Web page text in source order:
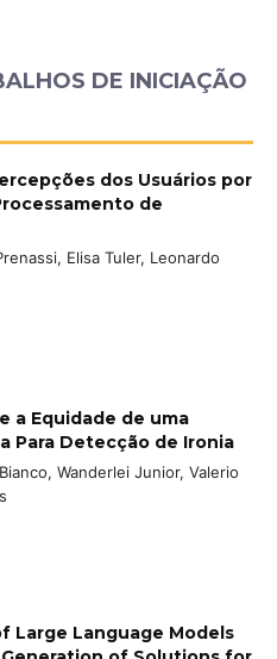
DE INICIAÇÃO
dos Usuários por
de
Elisa Tuler, Leonardo
a Equidade de uma
Para Detecção de Ironia
Wanderlei Junior, Valerio
Large Language Models